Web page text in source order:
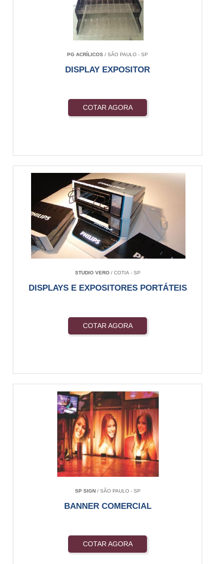
PG ACRÍLICOS / SÃO PAULO - SP
DISPLAY EXPOSITOR
COTAR AGORA
STUDIO VERO/ COTIA - SP
DISPLAYS E EXPOSITORES PORTÁTEIS
COTAR AGORA
SP SIGN/ SÃO PAULO - SP
BANNER COMERCIAL
COTAR AGORA